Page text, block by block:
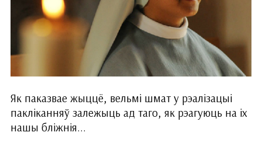
Як паказвае жыццё, вельмі шмат у рэалізацыі
пакліканняў залежыць ад таго, як рэагуюць на іх
нашы бліжнія...